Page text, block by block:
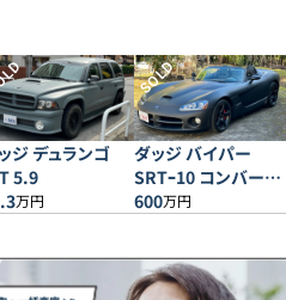
ジ デュランゴ
5.9
万円
SOLD
ダッジ バイパー
SRTｰ10 コンバーチ
ブル
600万円